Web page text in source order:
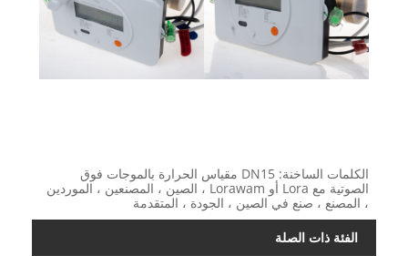
الكلمات الساخنة: DN15 مقياس الحرارة بالموجات فوق
الصوتية مع Lora أو Lorawam ، الصين ، المصنعين ، الموردين
، المصنع ، صنع في الصين ، الجودة ، المتقدمة
الفئة ذات الصلة